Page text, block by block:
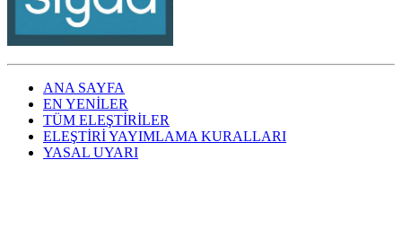
ANA SAYFA
EN YENİLER
TÜM ELEŞTİRİLER
ELEŞTİRİ YAYIMLAMA KURALLARI
YASAL UYARI